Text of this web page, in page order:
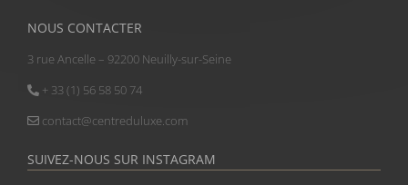
NOUS CONTACTER
3 rue Ancelle – 92200 Neuilly-sur-Seine
+ 33 (1) 56 58 50 74
contact@centreduluxe.com
SUIVEZ-NOUS SUR INSTAGRAM